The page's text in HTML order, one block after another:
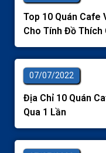
Top 10 Quán Cafe
Cho Tính Đồ Thích
Địa Chỉ 10 Quán
Qua 1 Lần
07/07/2022